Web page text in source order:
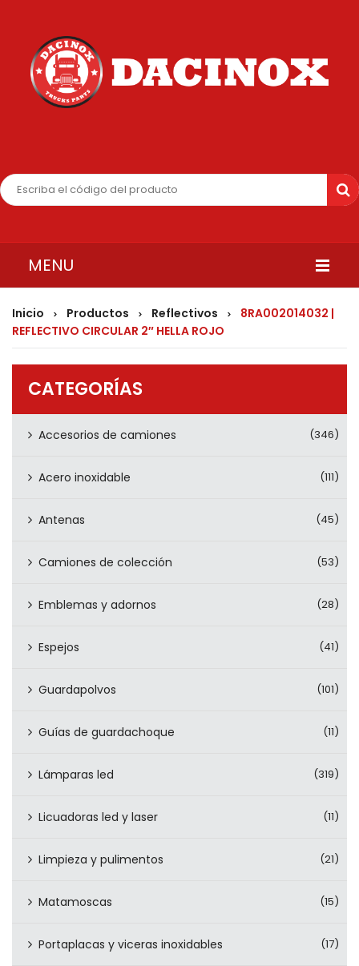
MENU
INICIO
QUIENES SOMOS
Inicio > Productos > Reflectivos >
8RA002014032 |
REFLECTIVO CIRCULAR 2″ HELLA ROJO
CATEGORÍAS
Accesorios de camiones (346)
Acero inoxidable (111)
Antenas (45)
Camiones de colección (53)
Emblemas y adornos (28)
Espejos (41)
Guardapolvos (101)
Guías de guardachoque (11)
Lámparas led (319)
Licuadoras led y laser (11)
Limpieza y pulimentos (21)
Matamoscas (15)
Portaplacas y viceras inoxidables (17)